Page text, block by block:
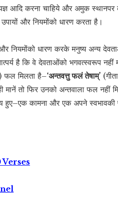
आदि करना चाहिये और अमुक स्थानपर
और नियमोंको धारण करता है।
नियमोंको धारण करके मनुष्य अन्य
है कि वे देवताओंको भगवत्स्वरूप नहीं
फल मिलता है–‘अन्तवत्तु फलं तेषाम्’
तो फिर उनको अन्तवाला फल नहीं
कामना और एक अपने स्वभावकी